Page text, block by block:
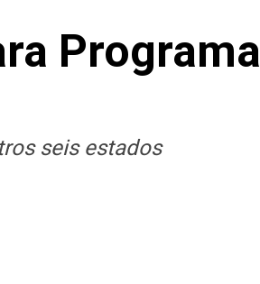
Programa
seis estados